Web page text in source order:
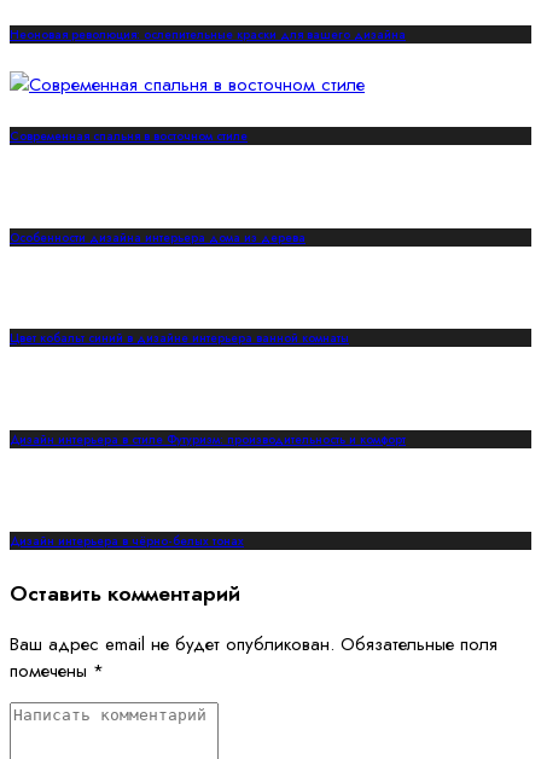
Неоновая революция: ослепительные краски для вашего дизайна
Современная спальня в восточном стиле
Особенности дизайна интерьера дома из дерева
Цвет кобальт синий в дизайне интерьера ванной комнаты
Дизайн интерьера в стиле Футуризм: производительность и комфорт
Дизайн интерьера в чёрно-белых тонах
Оставить комментарий
Ваш адрес email не будет опубликован. Обязательные поля
помечены *